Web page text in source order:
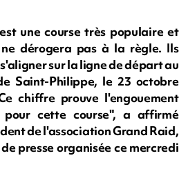
une course très populaire et
dérogera pas à la règle. Ils
sur la ligne de départ au
Saint-Philippe, le 23 octobre
chiffre prouve l'engouement
pour cette course", a affirmé
de l'association Grand Raid,
presse organisée ce mercredi